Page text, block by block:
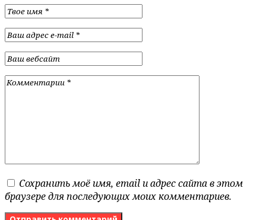
Сохранить моё имя, email и адрес сайта в этом
браузере для последующих моих комментариев.